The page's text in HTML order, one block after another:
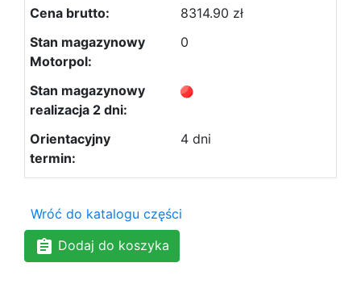
8314.90 zł
0
4 dni
Wróć do katalogu części
Dodaj do koszyka